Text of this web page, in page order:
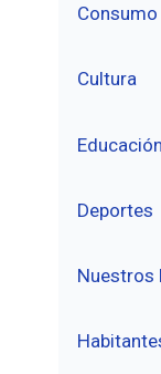
Consumo
Cultura
Educación
Deportes
Nuestros